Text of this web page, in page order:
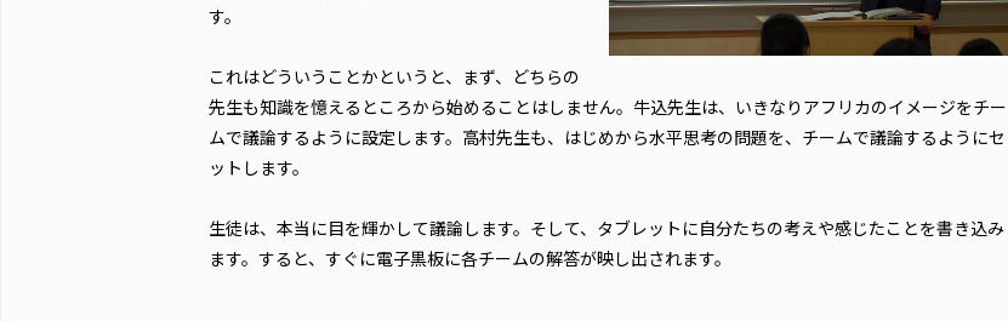
す。
これはどういうことかというと、まず、どちらの
先生も知識を憶えるところから始めることはしません。牛込先生は、いきなりアフリカのイメージをチー
ムで議論するように設定します。高村先生も、はじめから水平思考の問題を、チームで議論するようにセ
ットします。
生徒は、本当に目を輝かして議論します。そして、タブレットに自分たちの考えや感じたことを書き込み
ます。すると、すぐに電子黒板に各チームの解答が映し出されます。